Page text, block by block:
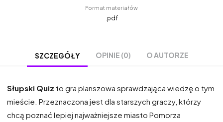
Format materiałów
.pdf
SZCZEGÓŁY OPINIE (0) O AUTORZE
Słupski Quiz to gra planszowa sprawdzająca wiedzę o tym
mieście. Przeznaczona jest dla starszych graczy, którzy
chcą poznać lepiej najważniejsze miasto Pomorza